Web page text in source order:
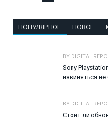
ПОПУЛЯРНОЕ НОВОЕ
BY DIGITAL
Sony
извиняться не
BY DIGITAL
Стоит ли